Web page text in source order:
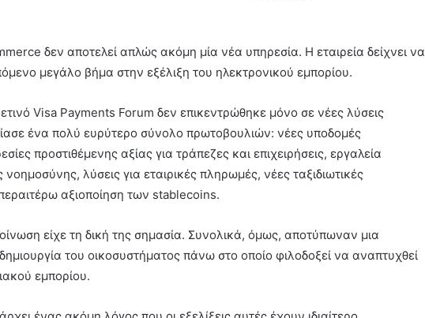
δεν αποτελεί απλώς ακόμη μία νέα υπηρεσία. Η εταιρεία δείχνει να
μεγάλο βήμα στην εξέλιξη του ηλεκτρονικού εμπορίου.
Visa Payments Forum δεν επικεντρώθηκε μόνο σε νέες λύσεις
ένα πολύ ευρύτερο σύνολο πρωτοβουλιών: νέες υποδομές
προστιθέμενης αξίας για τράπεζες και επιχειρήσεις, εργαλεία
νοημοσύνης, λύσεις για εταιρικές πληρωμές, νέες ταξιδιωτικές
αξιοποίηση των stablecoins.
είχε τη δική της σημασία. Συνολικά, όμως, αποτύπωναν μια
του οικοσυστήματος πάνω στο οποίο φιλοδοξεί να αναπτυχθεί
εμπορίου.